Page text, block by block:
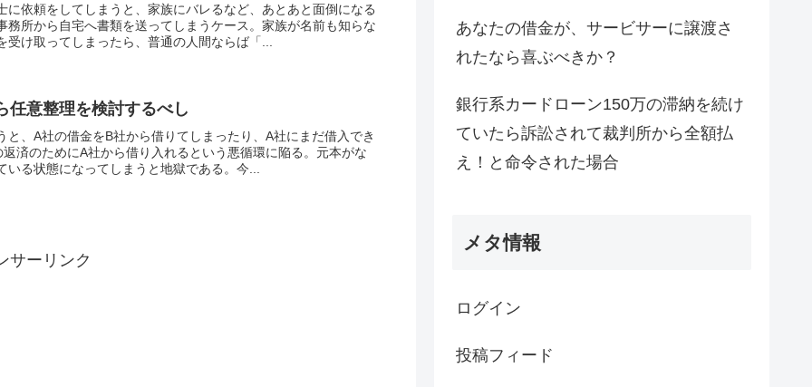
に依頼をしてしまうと、家族にバレるなど、あとあと面倒になる
務所から自宅へ書類を送ってしまうケース。家族が名前も知らな
け取ってしまったら、普通の人間ならば「...
任意整理を検討するべし
と、A社の借金をB社から借りてしまったり、A社にまだ借入でき
済のためにA社から借り入れるという悪循環に陥る。元本がな
いる状態になってしまうと地獄である。今...
サーリンク
あなたの借金が、サービサーに譲渡さ
れたなら喜ぶべきか？
銀行系カードローン150万の滞納を続け
ていたら訴訟されて裁判所から全額払
え！と命令された場合
メタ情報
ログイン
投稿フィード